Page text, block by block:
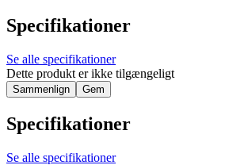
Specifikationer
Se alle specifikationer
Dette produkt er ikke tilgængeligt
Sammenlign Gem
Specifikationer
Se alle specifikationer